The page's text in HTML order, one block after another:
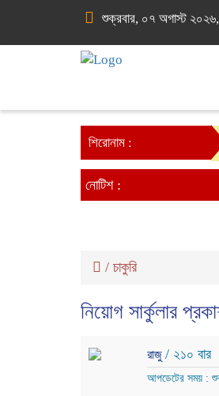
শুক্রবার, ০৭ অগাস্ট
শিরোনাম :
নোটিশ :
/ চাকুরি
নিয়োগ সার্কুলার
রাজু / ২১০ বার
আপডেটের সময় :